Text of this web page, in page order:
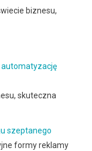
biznesu,
skuteczna
szeptanego
formy reklamy